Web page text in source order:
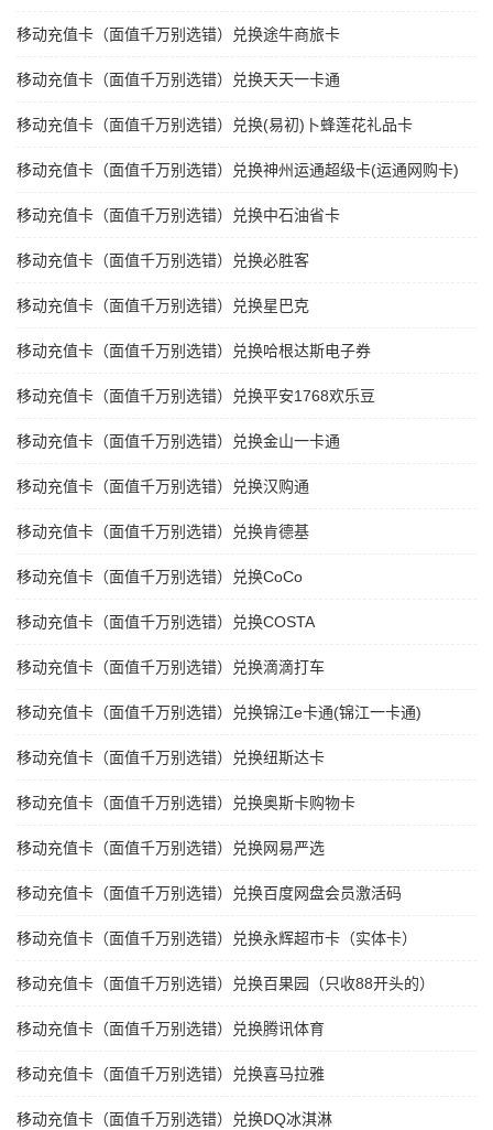
移动充值卡（面值千万别选错）兑换途牛商旅卡
移动充值卡（面值千万别选错）兑换天天一卡通
移动充值卡（面值千万别选错）兑换(易初)卜蜂莲花礼品卡
移动充值卡（面值千万别选错）兑换神州运通超级卡(运通网购卡)
移动充值卡（面值千万别选错）兑换中石油省卡
移动充值卡（面值千万别选错）兑换必胜客
移动充值卡（面值千万别选错）兑换星巴克
移动充值卡（面值千万别选错）兑换哈根达斯电子券
移动充值卡（面值千万别选错）兑换平安1768欢乐豆
移动充值卡（面值千万别选错）兑换金山一卡通
移动充值卡（面值千万别选错）兑换汉购通
移动充值卡（面值千万别选错）兑换肯德基
移动充值卡（面值千万别选错）兑换CoCo
移动充值卡（面值千万别选错）兑换COSTA
移动充值卡（面值千万别选错）兑换滴滴打车
移动充值卡（面值千万别选错）兑换锦江e卡通(锦江一卡通)
移动充值卡（面值千万别选错）兑换纽斯达卡
移动充值卡（面值千万别选错）兑换奥斯卡购物卡
移动充值卡（面值千万别选错）兑换网易严选
移动充值卡（面值千万别选错）兑换百度网盘会员激活码
移动充值卡（面值千万别选错）兑换永辉超市卡（实体卡）
移动充值卡（面值千万别选错）兑换百果园（只收88开头的）
移动充值卡（面值千万别选错）兑换腾讯体育
移动充值卡（面值千万别选错）兑换喜马拉雅
移动充值卡（面值千万别选错）兑换DQ冰淇淋